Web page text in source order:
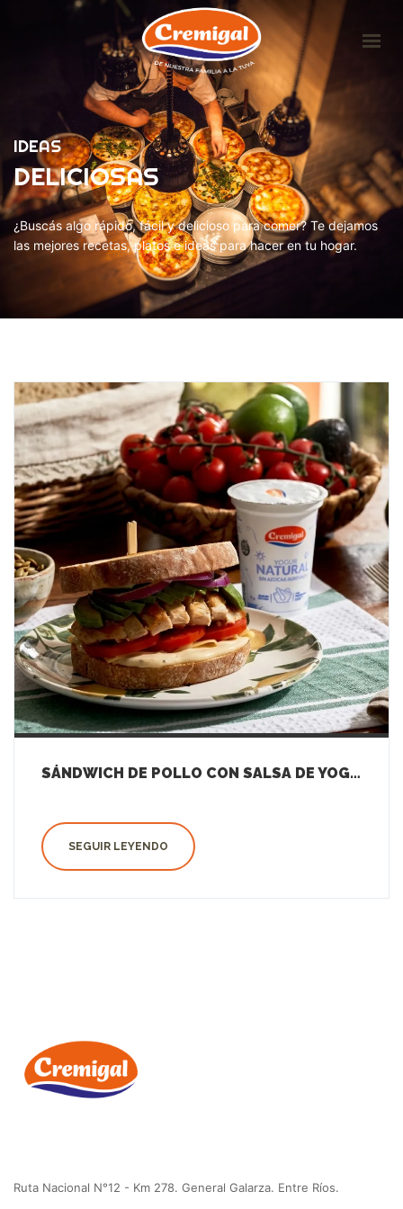
HOME
LA EMPRESA
PRODUCTOS
IDEAS DELICIOSAS
CONTACTO
IDEAS
DELICIOSAS
¿Buscás algo rápido, fácil y delicioso para comer? Te dejamos
las mejores recetas, platos e ideas para hacer en tu hogar.
SÁNDWICH DE POLLO CON SALSA DE YOGUR NATURAL
SEGUIR LEYENDO
Ruta Nacional N°12 - Km 278. General Galarza. Entre Ríos.